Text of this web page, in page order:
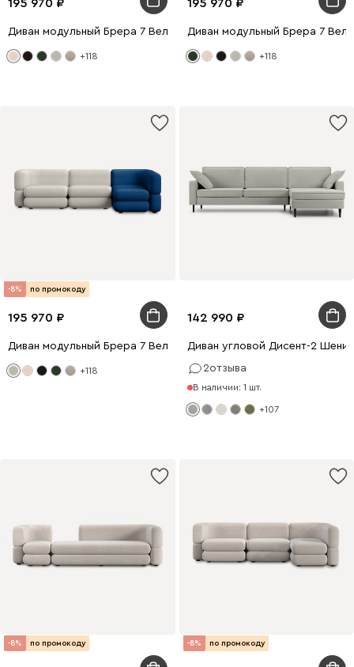
195 970
Диван модульный Брера 7 Велюр Бежевый
+118
195 970
Диван модульный Брера 7
+118
-8% по промокоду
195 970
Диван модульный Брера 7 Велюр Светло-серый/Синий
+118
142 990
Диван угловой Дисент-2
2отзыва
В наличии: 1 шт.
+107
-8% по промокоду -8% по промокоду